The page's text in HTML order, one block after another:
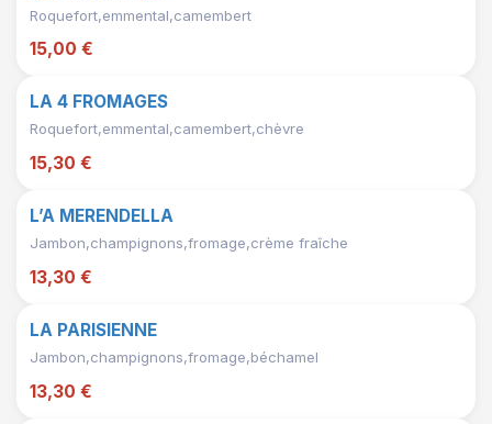
Roquefort,emmental,camembert
15,00 €
LA 4 FROMAGES
Roquefort,emmental,camembert,chèvre
15,30 €
L’A MERENDELLA
Jambon,champignons,fromage,crème fraîche
13,30 €
LA PARISIENNE
Jambon,champignons,fromage,béchamel
13,30 €